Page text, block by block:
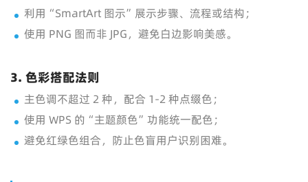
利用“SmartArt 图示”展示步骤、流程或结构；
使用 PNG 图而非 JPG，避免白边影响美感。
3. 色彩搭配法则
主色调不超过 2 种，配合 1-2 种点缀色；
使用 WPS 的“主题颜色”功能统一配色；
避免红绿色组合，防止色盲用户识别困难。